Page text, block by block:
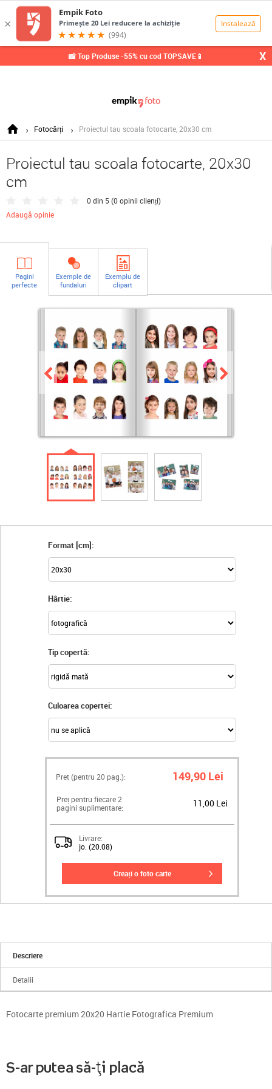
📸 Top Produse -55% cu cod TOPSAVE📱 X
Fotocărți Proiectul tau scoala fotocarte, 20x30 cm
Proiectul tau scoala fotocarte, 20x30
cm
0 din 5 (0 opinii clienți)
Adaugă opinie
Pagini
perfecte
Exemple de
fundaluri
Exemplu de
clipart
Format [cm]:
Hârtie:
Tip copertă:
Culoarea copertei:
Pret (pentru 20 pag.): 149,90 Lei
Preț pentru fiecare 2
pagini suplimentare:
11,00 Lei
Livrare:
jo. (20.08)
creați o foto carte
Descriere
Detalii
Fotocarte premium 20x20 Hartie Fotografica Premium
S-ar putea să-ți placă